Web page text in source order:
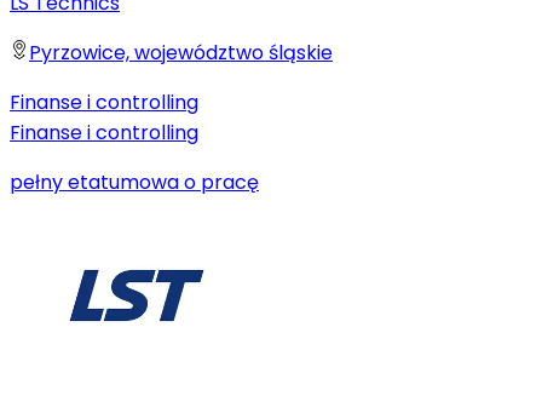
Pyrzowice, województwo śląskie
Finanse i controlling
Finanse i controlling
pełny etatumowa o pracę